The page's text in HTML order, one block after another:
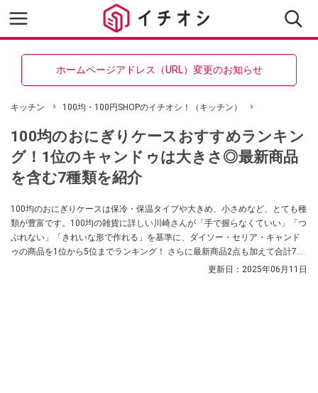
ホームページアドレス（URL）変更のお知らせ
キッチン 100均・100円SHOPのイチオシ！（キッチン）
100均のおにぎりケースおすすめランキン
グ！1位のキャンドゥは大きさ◎最新商品
を含む7種類を紹介
100均のおにぎりケースは保冷・保温タイプや大きめ、小さめなど、とても種
類が豊富です。100均の雑貨に詳しい川崎さんが「手で握らなくていい」「つ
ぶれない」「きれいな形で作れる」を基準に、ダイソー・セリア・キャンド
ゥの商品を1位から5位までランキング！ さらに最新商品2点も加えて合計7種
更新日： 2025年06月11日